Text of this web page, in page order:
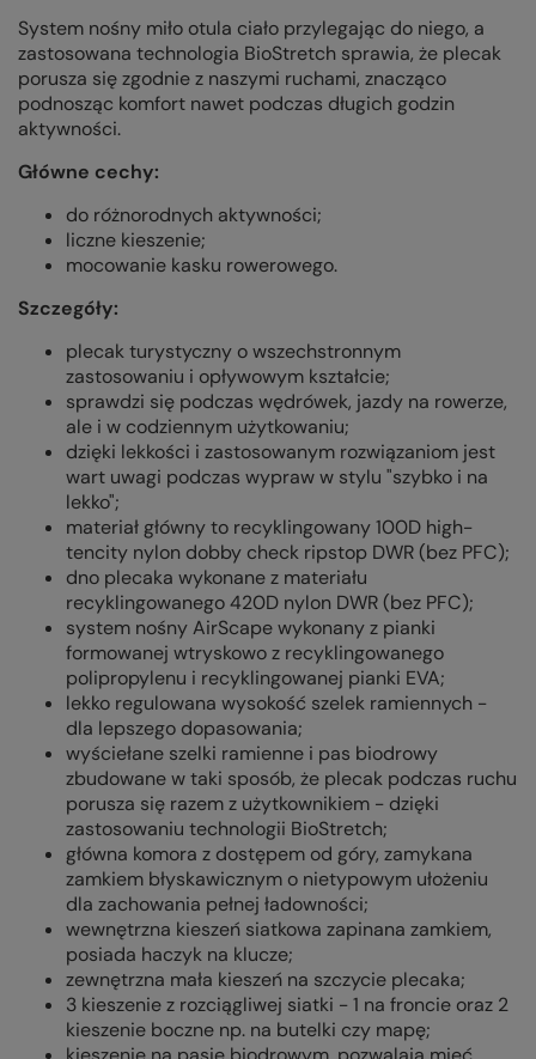
System nośny miło otula ciało przylegając do niego, a
zastosowana technologia BioStretch sprawia, że plecak
porusza się zgodnie z naszymi ruchami, znacząco
podnosząc komfort nawet podczas długich godzin
aktywności.
Główne cechy:
do różnorodnych aktywności;
liczne kieszenie;
mocowanie kasku rowerowego.
Szczegóły:
plecak turystyczny o wszechstronnym
zastosowaniu i opływowym kształcie;
sprawdzi się podczas wędrówek, jazdy na rowerze,
ale i w codziennym użytkowaniu;
dzięki lekkości i zastosowanym rozwiązaniom jest
wart uwagi podczas wypraw w stylu "szybko i na
lekko";
materiał główny to recyklingowany 100D high-
tencity nylon dobby check ripstop DWR (bez PFC);
dno plecaka wykonane z materiału
recyklingowanego 420D nylon DWR (bez PFC);
system nośny AirScape wykonany z pianki
formowanej wtryskowo z recyklingowanego
polipropylenu i recyklingowanej pianki EVA;
lekko regulowana wysokość szelek ramiennych -
dla lepszego dopasowania;
wyściełane szelki ramienne i pas biodrowy
zbudowane w taki sposób, że plecak podczas ruchu
porusza się razem z użytkownikiem - dzięki
zastosowaniu technologii BioStretch;
główna komora z dostępem od góry, zamykana
zamkiem błyskawicznym o nietypowym ułożeniu
dla zachowania pełnej ładowności;
wewnętrzna kieszeń siatkowa zapinana zamkiem,
posiada haczyk na klucze;
zewnętrzna mała kieszeń na szczycie plecaka;
3 kieszenie z rozciągliwej siatki - 1 na froncie oraz 2
kieszenie boczne np. na butelki czy mapę;